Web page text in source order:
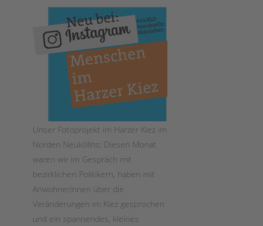
STADTTEILARBEIT
Unser Fotoprojekt im Harzer Kiez im
Norden Neuköllns: Diesen Monat
waren wir im Gespräch mit
bezirklichen Politikern, haben mit
Anwohnerinnen über die
Veränderungen im Kiez gesprochen
und ein spannendes, kleines